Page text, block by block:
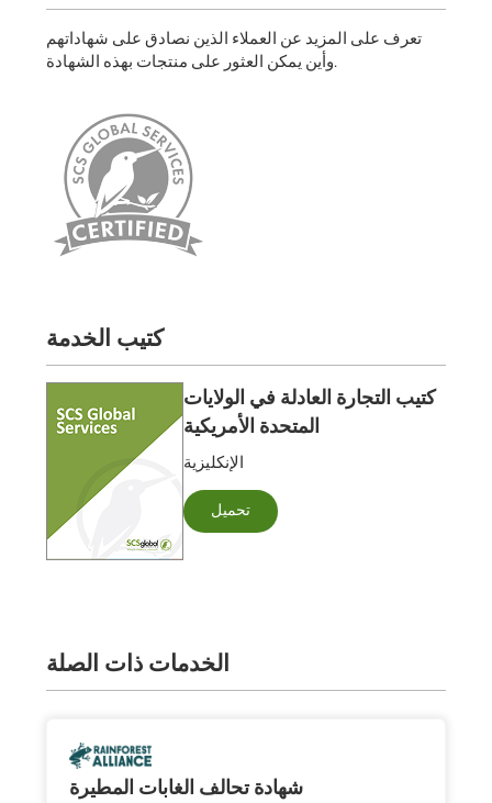
تعرف على المزيد عن العملاء الذين نصادق على شهاداتهم
وأين يمكن العثور على منتجات بهذه الشهادة.
كتيب الخدمة
كتيب التجارة العادلة في الولايات
المتحدة الأمريكية
الإنكليزية
تحميل
الخدمات ذات الصلة
شهادة تحالف الغابات المطيرة